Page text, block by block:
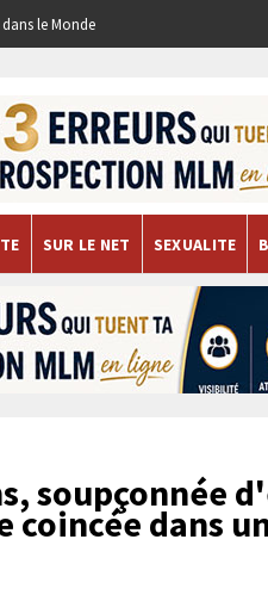
le Monde
SUR LE NET SEXUALITE
soupçonnée
coincée dans